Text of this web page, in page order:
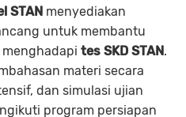
STAN menyediakan
untuk membantu
tes SKD STAN.
materi secara
dan simulasi ujian
program persiapan